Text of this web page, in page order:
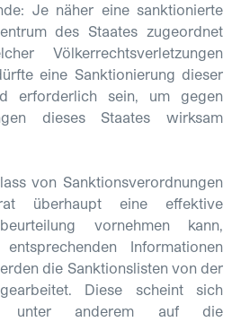
Je näher eine sanktionierte
des Staates zugeordnet
Völkerrechtsverletzungen
eine Sanktionierung dieser
erforderlich sein, um gegen
dieses Staates wirksam
von Sanktionsverordnungen
überhaupt eine effektive
vornehmen kann,
Informationen
die Sanktionslisten von der
Diese scheint sich
unter anderem auf die